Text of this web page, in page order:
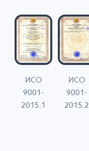
ИСО
9001-
2015.1
ИСО
9001-
2015.2